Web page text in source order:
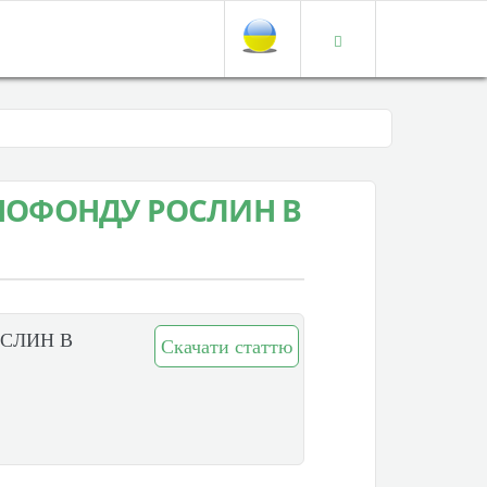
РОСЛИН В
Скачати статтю
В